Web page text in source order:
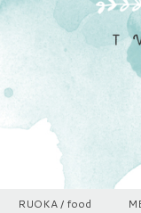
RUOKA / food